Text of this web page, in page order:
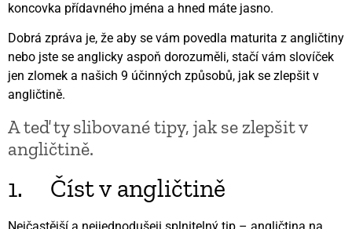
koncovka přídavného jména a hned máte jasno.
Dobrá zpráva je, že aby se vám povedla maturita z angličtiny
nebo jste se anglicky aspoň dorozuměli, stačí vám slovíček
jen zlomek a našich 9 účinných způsobů, jak se zlepšit v
angličtině.
A teď ty slibované tipy, jak se zlepšit v
angličtině.
1. Číst v angličtině